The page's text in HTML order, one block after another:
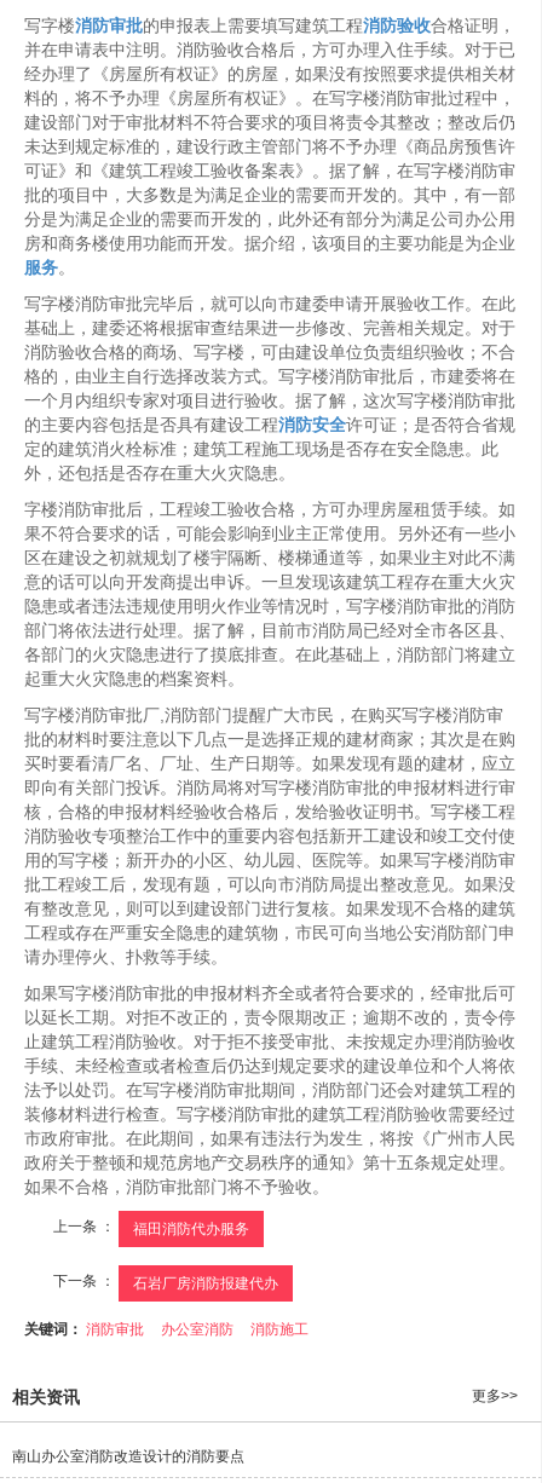
写字楼消防审批的申报表上需要填写建筑工程消防验收合格证明，
并在申请表中注明。消防验收合格后，方可办理入住手续。对于已
经办理了《房屋所有权证》的房屋，如果没有按照要求提供相关材
料的，将不予办理《房屋所有权证》。在写字楼消防审批过程中，
建设部门对于审批材料不符合要求的项目将责令其整改；整改后仍
未达到规定标准的，建设行政主管部门将不予办理《商品房预售许
可证》和《建筑工程竣工验收备案表》。据了解，在写字楼消防审
批的项目中，大多数是为满足企业的需要而开发的。其中，有一部
分是为满足企业的需要而开发的，此外还有部分为满足公司办公用
房和商务楼使用功能而开发。据介绍，该项目的主要功能是为企业
服务。
写字楼消防审批完毕后，就可以向市建委申请开展验收工作。在此
基础上，建委还将根据审查结果进一步修改、完善相关规定。对于
消防验收合格的商场、写字楼，可由建设单位负责组织验收；不合
格的，由业主自行选择改装方式。写字楼消防审批后，市建委将在
一个月内组织专家对项目进行验收。据了解，这次写字楼消防审批
的主要内容包括是否具有建设工程消防安全许可证；是否符合省规
定的建筑消火栓标准；建筑工程施工现场是否存在安全隐患。此
外，还包括是否存在重大火灾隐患。
字楼消防审批后，工程竣工验收合格，方可办理房屋租赁手续。如
果不符合要求的话，可能会影响到业主正常使用。另外还有一些小
区在建设之初就规划了楼宇隔断、楼梯通道等，如果业主对此不满
意的话可以向开发商提出申诉。一旦发现该建筑工程存在重大火灾
隐患或者违法违规使用明火作业等情况时，写字楼消防审批的消防
部门将依法进行处理。据了解，目前市消防局已经对全市各区县、
各部门的火灾隐患进行了摸底排查。在此基础上，消防部门将建立
起重大火灾隐患的档案资料。
写字楼消防审批厂,消防部门提醒广大市民，在购买写字楼消防审
批的材料时要注意以下几点一是选择正规的建材商家；其次是在购
买时要看清厂名、厂址、生产日期等。如果发现有题的建材，应立
即向有关部门投诉。消防局将对写字楼消防审批的申报材料进行审
核，合格的申报材料经验收合格后，发给验收证明书。写字楼工程
消防验收专项整治工作中的重要内容包括新开工建设和竣工交付使
用的写字楼；新开办的小区、幼儿园、医院等。如果写字楼消防审
批工程竣工后，发现有题，可以向市消防局提出整改意见。如果没
有整改意见，则可以到建设部门进行复核。如果发现不合格的建筑
工程或存在严重安全隐患的建筑物，市民可向当地公安消防部门申
请办理停火、扑救等手续。
如果写字楼消防审批的申报材料齐全或者符合要求的，经审批后可
以延长工期。对拒不改正的，责令限期改正；逾期不改的，责令停
止建筑工程消防验收。对于拒不接受审批、未按规定办理消防验收
手续、未经检查或者检查后仍达到规定要求的建设单位和个人将依
法予以处罚。在写字楼消防审批期间，消防部门还会对建筑工程的
装修材料进行检查。写字楼消防审批的建筑工程消防验收需要经过
市政府审批。在此期间，如果有违法行为发生，将按《广州市人民
政府关于整顿和规范房地产交易秩序的通知》第十五条规定处理。
如果不合格，消防审批部门将不予验收。
上一条 ： 福田消防代办服务
下一条 ： 石岩厂房消防报建代办
关键词： 消防审批 办公室消防 消防施工
相关资讯 更多>>
南山办公室消防改造设计的消防要点